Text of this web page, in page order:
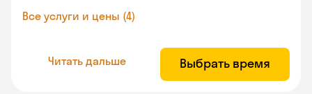
Все услуги и цены (4)
Читать дальше Выбрать время